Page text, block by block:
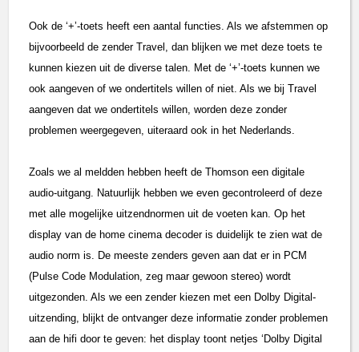
Ook de ‘+’-toets heeft een aantal functies. Als we afstemmen op
bijvoorbeeld de zender Travel, dan blijken we met deze toets te
kunnen kiezen uit de diverse talen. Met de ‘+’-toets kunnen we
ook aangeven of we ondertitels willen of niet. Als we bij Travel
aangeven dat we ondertitels willen, worden deze zonder
problemen weergegeven, uiteraard ook in het Nederlands.
Zoals we al meldden hebben heeft de Thomson een digitale
audio-uitgang. Natuurlijk hebben we even gecontroleerd of deze
met alle mogelijke uitzendnormen uit de voeten kan. Op het
display van de home cinema decoder is duidelijk te zien wat de
audio norm is. De meeste zenders geven aan dat er in PCM
(Pulse Code Modulation, zeg maar gewoon stereo) wordt
uitgezonden. Als we een zender kiezen met een Dolby Digital-
uitzending, blijkt de ontvanger deze informatie zonder problemen
aan de hifi door te geven: het display toont netjes ‘Dolby Digital